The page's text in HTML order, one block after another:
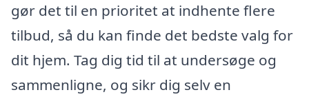
gør det til en prioritet at indhente flere
tilbud, så du kan finde det bedste valg for
dit hjem. Tag dig tid til at undersøge og
sammenligne, og sikr dig selv en